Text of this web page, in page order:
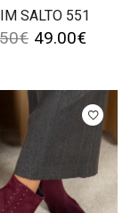
SALTO 551
€ 49.00€